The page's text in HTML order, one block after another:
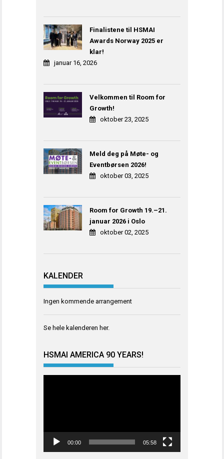
Finalistene til HSMAI
Awards Norway 2025 er
klar!
januar 16, 2026
Velkommen til Room for
Growth!
oktober 23, 2025
Meld deg på Møte- og
Eventbørsen 2026!
oktober 03, 2025
Room for Growth 19.–21.
januar 2026 i Oslo
oktober 02, 2025
KALENDER
Ingen kommende arrangement
Se hele kalenderen her.
HSMAI AMERICA 90 YEARS!
00:00 05:58